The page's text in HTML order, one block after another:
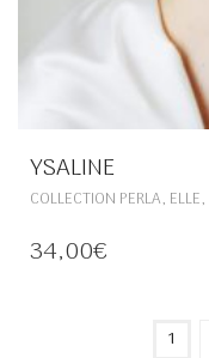
YSALINE
COLLECTION PERLA, ELLE,
34,00€
1